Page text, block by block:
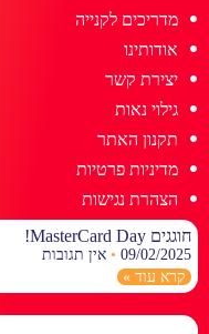
מדריכים לקנייה
אודותינו
יצירת קשר
גילוי נאות
תקנון האתר
מדיניות פרטיות
הצהרת נגישות
חוגגים MasterCard Day!
09/02/2025
אין תגובות
קרא עוד »